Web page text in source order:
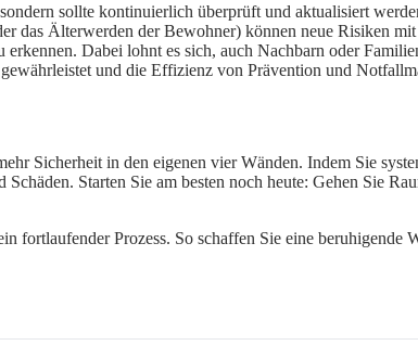
sollte kontinuierlich überprüft und aktualisiert
das Älterwerden der Bewohner) können neue Risiken
Dabei lohnt es sich, auch Nachbarn oder
und die Effizienz von Prävention und
Sicherheit in den eigenen vier Wänden. Indem Sie
Starten Sie am besten noch heute: Gehen Sie
fortlaufender Prozess. So schaffen Sie eine